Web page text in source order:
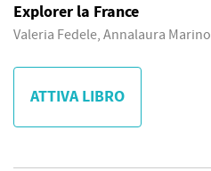
Explorer la France
Valeria Fedele, Annalaura Marino
ATTIVA LIBRO